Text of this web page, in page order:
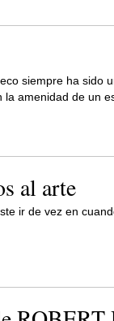
siempre ha sido
amenidad de un
al arte
ir de vez en